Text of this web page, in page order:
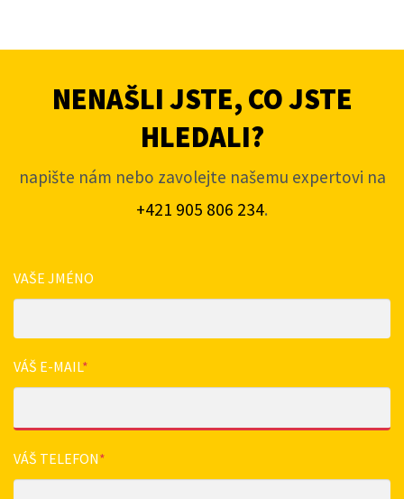
NENAŠLI JSTE, CO JSTE
HLEDALI?
napište nám nebo zavolejte našemu expertovi na
+421 905 806 234.
VAŠE JMÉNO
VÁŠ E-MAIL*
VÁŠ TELEFON*